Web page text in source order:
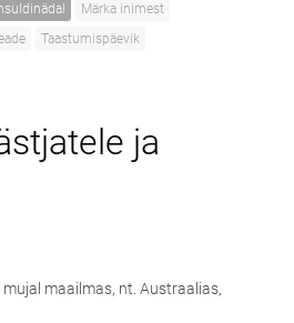
Märka inimest
Taastumispäevik
ja
maailmas, nt. Austraalias,